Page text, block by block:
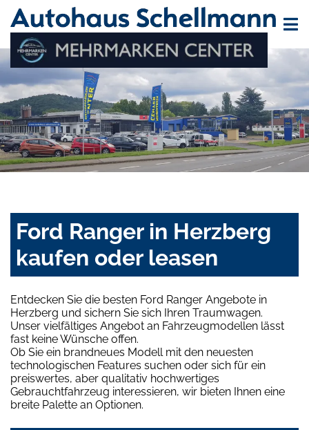
Ford Ranger in Herzberg
kaufen oder leasen
Entdecken Sie die besten Ford Ranger Angebote in
Herzberg und sichern Sie sich Ihren Traumwagen.
Unser vielfältiges Angebot an Fahrzeugmodellen lässt
fast keine Wünsche offen.
Ob Sie ein brandneues Modell mit den neuesten
technologischen Features suchen oder sich für ein
preiswertes, aber qualitativ hochwertiges
Gebrauchtfahrzeug interessieren, wir bieten Ihnen eine
breite Palette an Optionen.